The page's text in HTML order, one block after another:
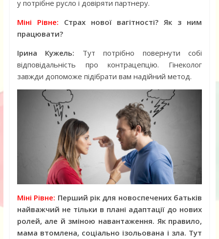
у потрібне русло і довіряти партнеру.
Міні Рівне: Страх нової вагітності? Як з ним
працювати?
Ірина Кужель: Тут потрібно повернути собі
відповідальність про контрацепцію. Гінеколог
завжди допоможе підібрати вам надійний метод.
Міні Рівне: Перший рік для новоспечених батьків
найважчий не тільки в плані адаптації до нових
ролей, але й зміною навантаження. Як правило,
мама втомлена, соціально ізольована і зла. Тут